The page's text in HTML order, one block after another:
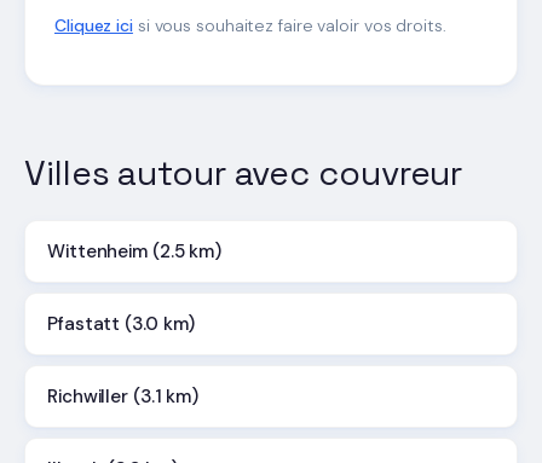
Cliquez icisi vous souhaitez faire valoir vos droits.
Villes autour avec couvreur
Wittenheim (2.5 km)
Pfastatt (3.0 km)
Richwiller (3.1 km)